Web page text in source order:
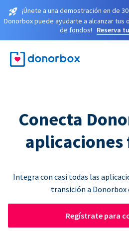
¡Únete a una demostración en de
Donorbox puede ayudarte a alcanzar tus
de fondos!
Reserva
Conecta
Integra con casi todas las
transición a Donorbox
Regístrate para